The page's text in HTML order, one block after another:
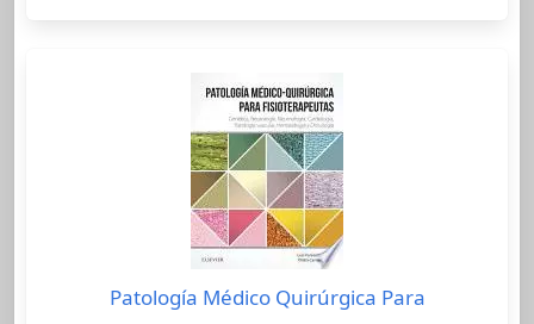
Patología Médico Quirúrgica Para